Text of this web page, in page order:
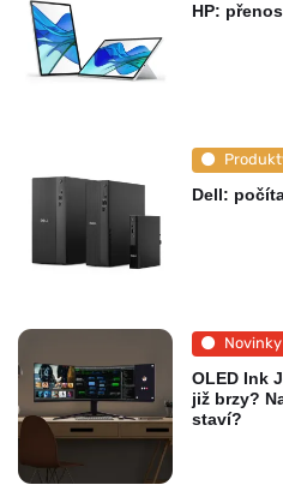
HP:
Dell:
Novinky
OLED Ink
již brzy?
staví?